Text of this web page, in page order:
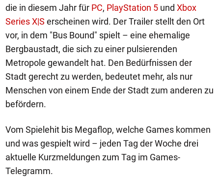
die in diesem Jahr für PC, PlayStation 5 und Xbox
Series X|S erscheinen wird. Der Trailer stellt den Ort
vor, in dem "Bus Bound" spielt – eine ehemalige
Bergbaustadt, die sich zu einer pulsierenden
Metropole gewandelt hat. Den Bedürfnissen der
Stadt gerecht zu werden, bedeutet mehr, als nur
Menschen von einem Ende der Stadt zum anderen zu
befördern.
Vom Spielehit bis Megaflop, welche Games kommen
und was gespielt wird – jeden Tag der Woche drei
aktuelle Kurzmeldungen zum Tag im Games-
Telegramm.